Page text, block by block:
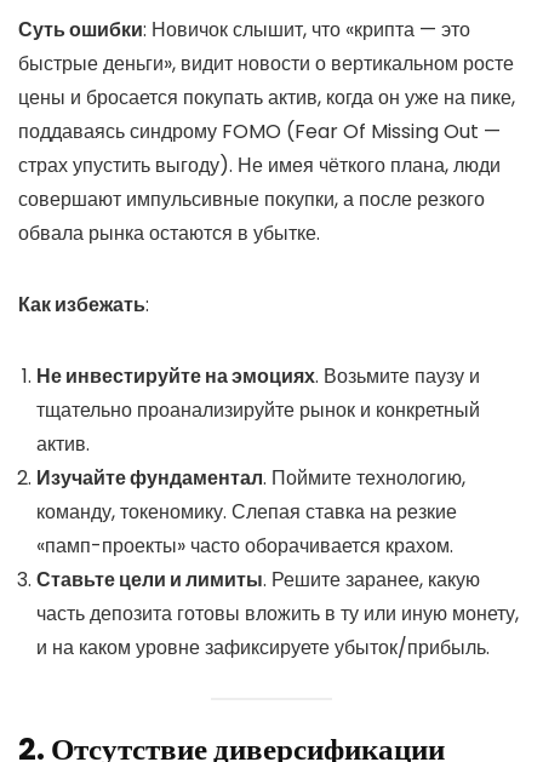
Суть ошибки: Новичок слышит, что «крипта — это
быстрые деньги», видит новости о вертикальном росте
цены и бросается покупать актив, когда он уже на пике,
поддаваясь синдрому FOMO (Fear Of Missing Out —
страх упустить выгоду). Не имея чёткого плана, люди
совершают импульсивные покупки, а после резкого
обвала рынка остаются в убытке.
Как избежать:
Не инвестируйте на эмоциях. Возьмите паузу и
тщательно проанализируйте рынок и конкретный
актив.
Изучайте фундаментал. Поймите технологию,
команду, токеномику. Слепая ставка на резкие
«памп-проекты» часто оборачивается крахом.
Ставьте цели и лимиты. Решите заранее, какую
часть депозита готовы вложить в ту или иную монету,
и на каком уровне зафиксируете убыток/прибыль.
2. Отсутствие диверсификации